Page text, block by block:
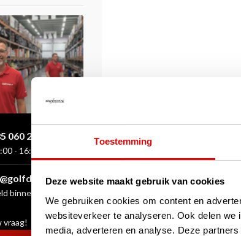
Toestemming
Deze website maakt gebruik van cookies
We gebruiken cookies om content en
websiteverkeer te analyseren. Ook delen
media, adverteren en analyse. Deze
060 20 99
- 16:00 uur
binnen enkele
vraag!